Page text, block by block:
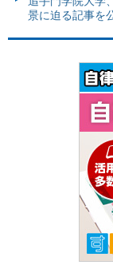
景に迫る記事を